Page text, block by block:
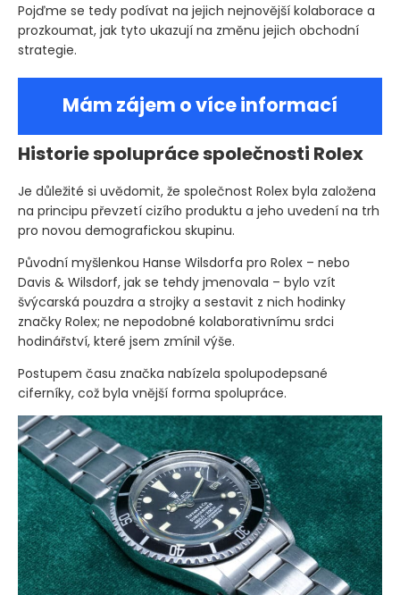
Pojďme se tedy podívat na jejich nejnovější kolaborace a
prozkoumat, jak tyto ukazují na změnu jejich obchodní
strategie.
Mám zájem o více informací
Historie spolupráce společnosti Rolex
Je důležité si uvědomit, že společnost Rolex byla založena
na principu převzetí cizího produktu a jeho uvedení na trh
pro novou demografickou skupinu.
Původní myšlenkou Hanse Wilsdorfa pro Rolex – nebo
Davis & Wilsdorf, jak se tehdy jmenovala – bylo vzít
švýcarská pouzdra a strojky a sestavit z nich hodinky
značky Rolex; ne nepodobné kolaborativnímu srdci
hodinářství, které jsem zmínil výše.
Postupem času značka nabízela spolupodepsané
ciferníky, což byla vnější forma spolupráce.